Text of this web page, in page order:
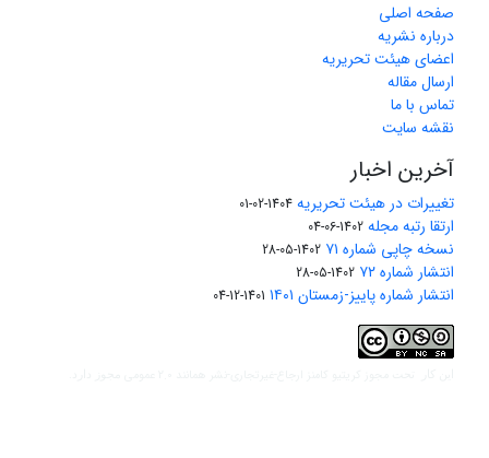
صفحه اصلی
درباره نشریه
اعضای هیئت تحریریه
ارسال مقاله
تماس با ما
نقشه سایت
آخرین اخبار
تغییرات در هیئت تحریریه 1404-02-01
ارتقا رتبه مجله 1402-06-04
نسخه چاپی شماره ۷۱ 1402-05-28
انتشار شماره ۷۲ 1402-05-28
انتشار شماره پاییز-زمستان ۱۴۰۱ 1401-12-04